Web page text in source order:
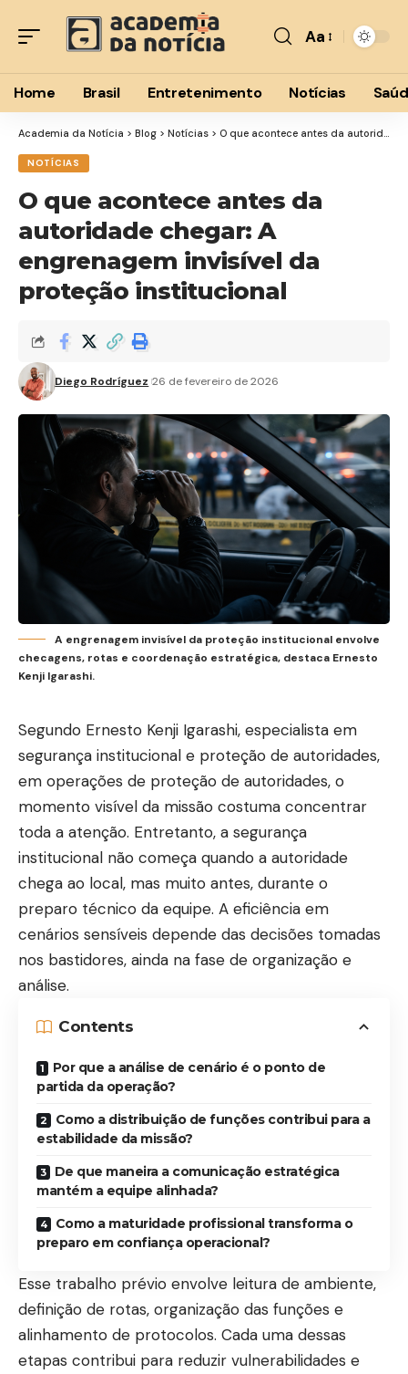
Font
Resizer
Aa
Home Brasil Entretenimento Notícias
Academia da Notícia > Blog > Notícias > O que acontece antes da autoridade chegar: A engrenagem invisível da proteção institucional
NOTÍCIAS
O que acontece antes da
autoridade chegar: A
engrenagem invisível da
proteção institucional
Diego Rodríguez 26 de fevereiro de 2026
A engrenagem invisível da proteção institucional envolve
checagens, rotas e coordenação estratégica, destaca Ernesto
Kenji Igarashi.
Segundo Ernesto Kenji Igarashi, especialista em
segurança institucional e proteção de autoridades,
em operações de proteção de autoridades, o
momento visível da missão costuma concentrar
toda a atenção. Entretanto, a segurança
institucional não começa quando a autoridade
chega ao local, mas muito antes, durante o
preparo técnico da equipe. A eficiência em
cenários sensíveis depende das decisões tomadas
nos bastidores, ainda na fase de organização e
análise.
Contents
Por que a análise de cenário é o ponto de
partida da operação?
Como a distribuição de funções contribui para a
estabilidade da missão?
De que maneira a comunicação estratégica
mantém a equipe alinhada?
Como a maturidade profissional transforma o
preparo em confiança operacional?
Esse trabalho prévio envolve leitura de ambiente,
definição de rotas, organização das funções e
alinhamento de protocolos. Cada uma dessas
etapas contribui para reduzir vulnerabilidades e